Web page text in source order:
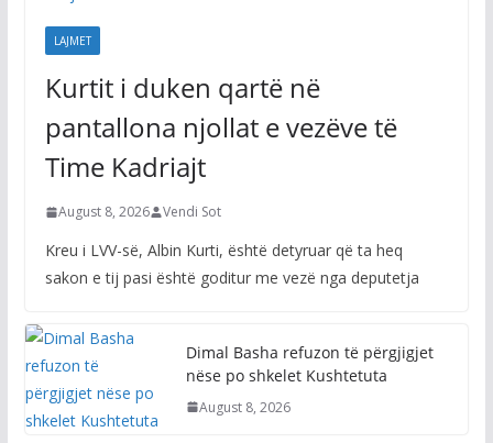
LAJMET
Kurtit i duken qartë në
pantallona njollat e vezëve të
Time Kadriajt
August 8, 2026 Vendi Sot
Kreu i LVV-së, Albin Kurti, është detyruar që ta heq
sakon e tij pasi është goditur me vezë nga deputetja
Dimal Basha refuzon të përgjigjet
nëse po shkelet Kushtetuta
August 8, 2026